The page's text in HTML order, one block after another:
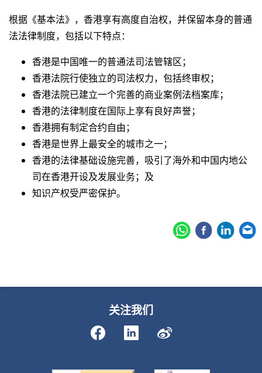
根据《基本法》，香港享有高度自治权，并保留本身的普通
法法律制度，包括以下特点：
香港是中国唯一的普通法司法管辖区；
香港法院行使独立的司法权力，包括终审权；
香港法院已建立一个完善的商业案例法档案库；
香港的法律制度在国际上享有良好声誉；
香港拥有制定合约自由；
香港是世界上最安全的城市之一；
香港的法律基础设施完善，吸引了海外和中国内地公
司在香港开设及发展业务；及
知识产权受严密保护。
关注我们